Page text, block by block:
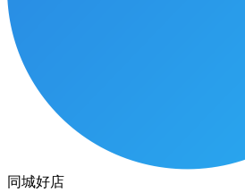
同城好店